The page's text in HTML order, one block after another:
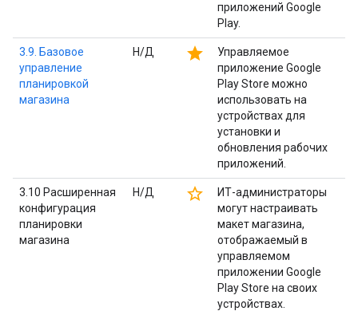
приложений Google
Play.
3.9. Базовое
управление
планировкой
магазина
Н/Д star
Управляемое
приложение Google
Play Store можно
использовать на
устройствах для
установки и
обновления рабочих
приложений.
3.10 Расширенная
конфигурация
планировки
магазина
Н/Д star_border
ИТ-администраторы
могут настраивать
макет магазина,
отображаемый в
управляемом
приложении Google
Play Store на своих
устройствах.